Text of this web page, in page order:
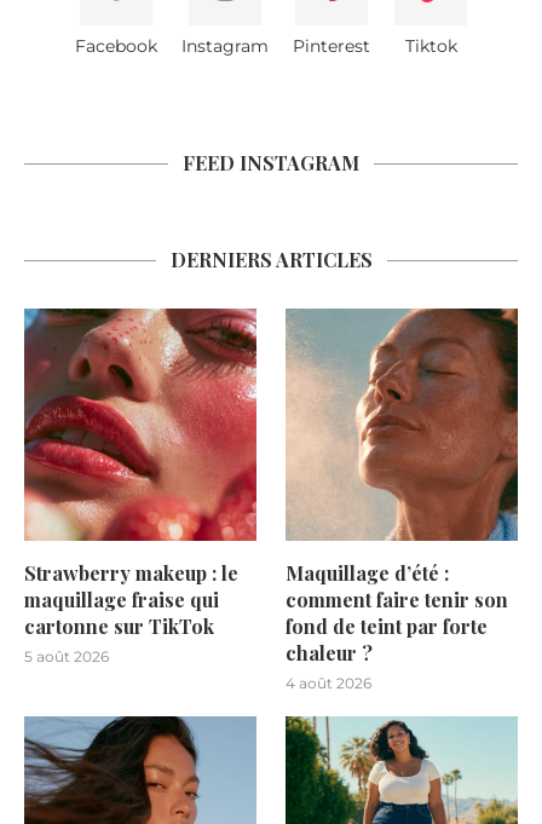
Facebook Instagram Pinterest Tiktok
FEED INSTAGRAM
DERNIERS ARTICLES
Strawberry makeup : le
maquillage fraise qui
cartonne sur TikTok
5 août 2026
Maquillage d’été :
comment faire tenir son
fond de teint par forte
chaleur ?
4 août 2026